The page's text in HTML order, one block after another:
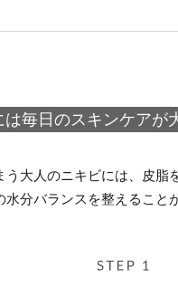
毎日のスキンケアが
う大人のニキビには、皮
水分バランスを整えること